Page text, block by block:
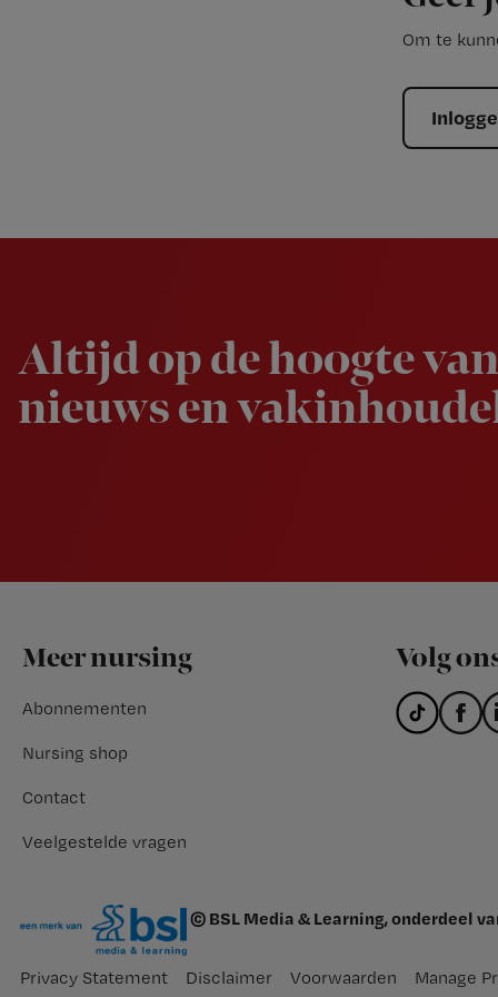
Om te
Altijd op de hoogte
nieuws en
Footer
Meer nursing
Abonnementen
Nursing shop
Contact
Veelgestelde vragen
Volg
© BSL Media & Learning, onderdeel
Privacy Statement Disclaimer Voorwaarden Manage